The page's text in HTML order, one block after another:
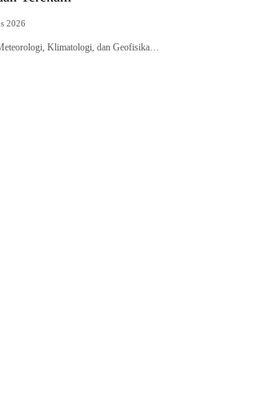
2026
Klimatologi, dan Geofisika…